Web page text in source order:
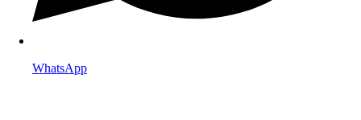
WhatsApp